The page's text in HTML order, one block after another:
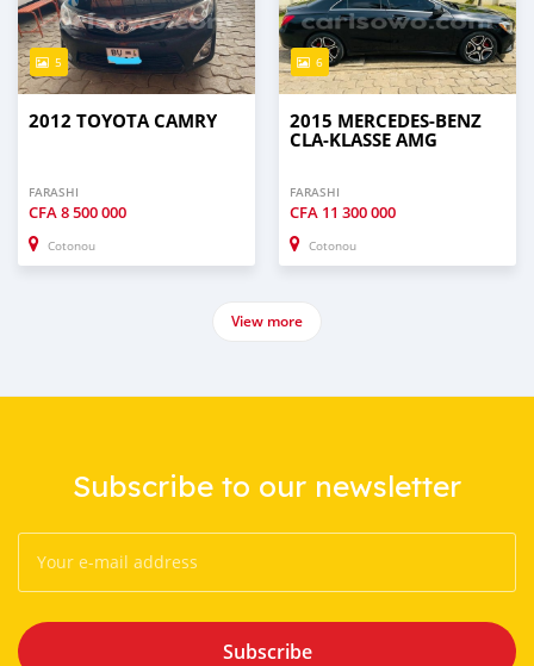
5
2012 TOYOTA CAMRY
FARASHI
CFA8 500 000
Cotonou
6
2015 MERCEDES-BENZ
CLA-KLASSE AMG
FARASHI
CFA 11 300 000
Cotonou
View more
Subscribe to our newsletter
Subscribe